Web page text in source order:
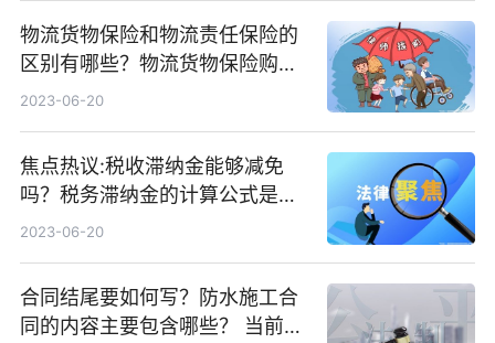
物流货物保险和物流责任保险的
区别有哪些？物流货物保险购买
的注意事项有哪些？ 世界视点
2023-06-20
焦点热议:税收滞纳金能够减免
吗？税务滞纳金的计算公式是什
么？
2023-06-20
合同结尾要如何写？防水施工合
同的内容主要包含哪些？ 当前焦